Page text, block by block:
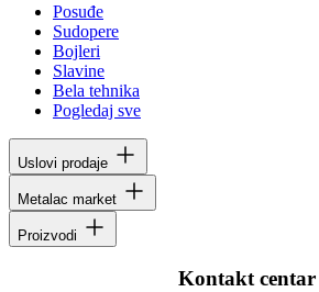
Posuđe
Sudopere
Bojleri
Slavine
Bela tehnika
Pogledaj sve
Uslovi prodaje
Metalac market
Proizvodi
Kontakt centar